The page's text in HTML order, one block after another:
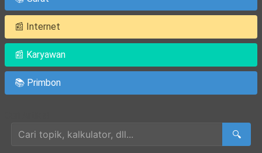
📰 Internet
📰 Karyawan
📚 Primbon
🔍